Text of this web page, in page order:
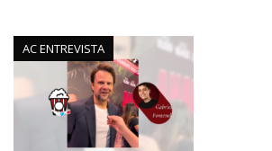
AC ENTREVISTA